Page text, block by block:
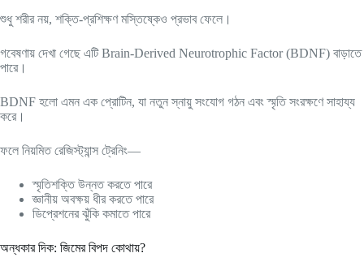
শুধু শরীর নয়, শক্তি-প্রশিক্ষণ মস্তিষ্কেও প্রভাব ফেলে।
গবেষণায় দেখা গেছে এটি Brain-Derived Neurotrophic Factor (BDNF) বাড়াতে
পারে।
BDNF হলো এমন এক প্রোটিন, যা নতুন স্নায়ু সংযোগ গঠন এবং স্মৃতি সংরক্ষণে সাহায্য
করে।
ফলে নিয়মিত রেজিস্ট্যান্স ট্রেনিং—
স্মৃতিশক্তি উন্নত করতে পারে
জ্ঞানীয় অবক্ষয় ধীর করতে পারে
ডিপ্রেশনের ঝুঁকি কমাতে পারে
অন্ধকার দিক: জিমের বিপদ কোথায়?